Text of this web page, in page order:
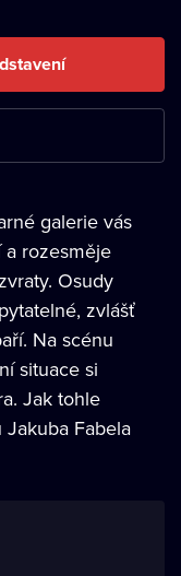
galerie vás
rozesměje
Osudy
zvlášť
Na scénu
situace si
Jak tohle
Fabela